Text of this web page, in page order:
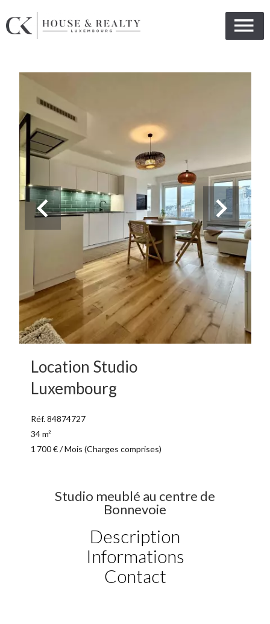
Location Studio
Luxembourg
Réf. 84874727
34 m²
1 700 € / Mois (Charges comprises)
Studio meublé au centre de
Bonnevoie
Description
Informations
Contact